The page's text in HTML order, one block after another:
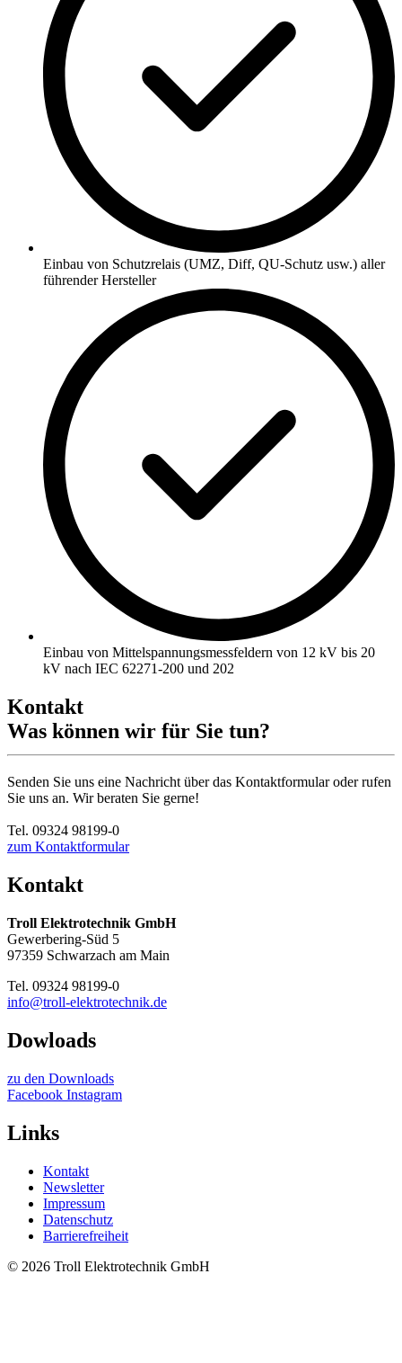
Einbau von Schutzrelais (UMZ, Diff, QU-Schutz usw.) aller
führender Hersteller
Einbau von Mittelspannungsmessfeldern von 12 kV bis 20
kV nach IEC 62271-200 und 202
Kontakt
Was können wir für Sie tun?
Senden Sie uns eine Nachricht über das Kontaktformular oder rufen
Sie uns an. Wir beraten Sie gerne!
Tel. 09324 98199-0
zum Kontaktformular
Kontakt
Troll Elektrotechnik GmbH
Gewerbering-Süd 5
97359 Schwarzach am Main
Tel. 09324 98199-0
info@troll-elektrotechnik.de
Dowloads
zu den Downloads
Facebook Instagram
Links
Kontakt
Newsletter
Impressum
Datenschutz
Barrierefreiheit
© 2026 Troll Elektrotechnik GmbH